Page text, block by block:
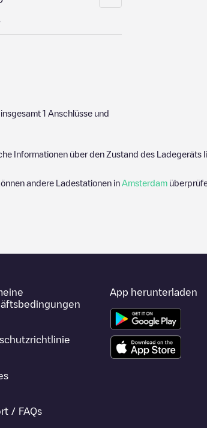
1 Anschlüsse und
Informationen über den Zustand des Ladegeräts
andere Ladestationen in Amsterdam
/ FAQs
App herunterladen